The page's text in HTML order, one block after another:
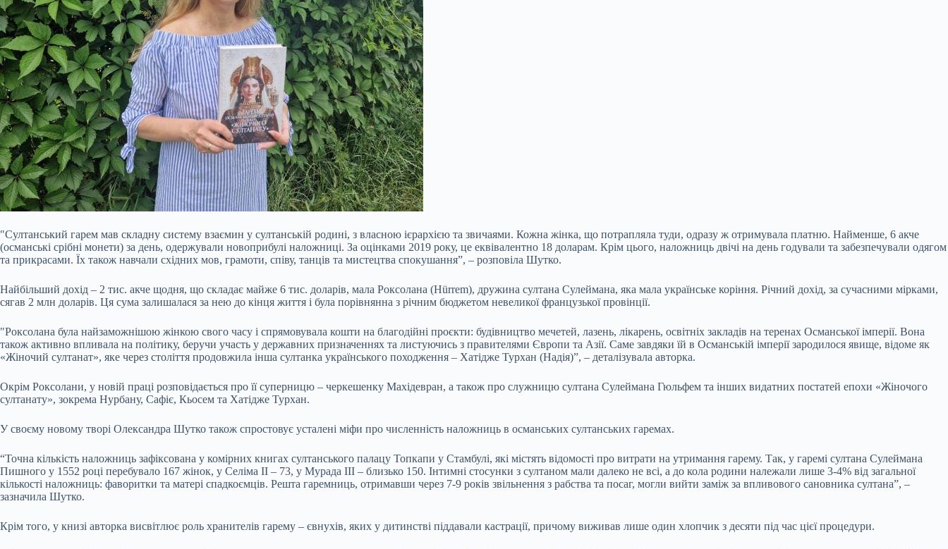
"Султанський гарем мав складну систему взаємин у султанській родині, з власною ієрархією та звичаями. Кожна жінка, що потрапляла туди, одразу ж отримувала платню. Найменше, 6 акче
(османські срібні монети) за день, одержували новоприбулі наложниці. За оцінками 2019 року, це еквівалентно 18 доларам. Крім цього, наложниць двічі на день годували та забезпечували одягом
та прикрасами. Їх також навчали східних мов, грамоти, співу, танців та мистецтва спокушання”, – розповіла Шутко.
Найбільший дохід – 2 тис. акче щодня, що складає майже 6 тис. доларів, мала Роксолана (Hürrem), дружина султана Сулеймана, яка мала українське коріння. Річний дохід, за сучасними мірками,
сягав 2 млн доларів. Ця сума залишалася за нею до кінця життя і була порівнянна з річним бюджетом невеликої французької провінції.
"Роксолана була найзаможнішою жінкою свого часу і спрямовувала кошти на благодійні проєкти: будівництво мечетей, лазень, лікарень, освітніх закладів на теренах Османської імперії. Вона
також активно впливала на політику, беручи участь у державних призначеннях та листуючись з правителями Європи та Азії. Саме завдяки їй в Османській імперії зародилося явище, відоме як
«Жіночий султанат», яке через століття продовжила інша султанка українського походження – Хатідже Турхан (Надія)”, – деталізувала авторка.
Окрім Роксолани, у новій праці розповідається про її суперницю – черкешенку Махідевран, а також про служницю султана Сулеймана Гюльфем та інших видатних постатей епохи «Жіночого
султанату», зокрема Нурбану, Сафіє, Кьосем та Хатідже Турхан.
У своєму новому творі Олександра Шутко також спростовує усталені міфи про численність наложниць в османських султанських гаремах.
“Точна кількість наложниць зафіксована у комірних книгах султанського палацу Топкапи у Стамбулі, які містять відомості про витрати на утримання гарему. Так, у гаремі султана Сулеймана
Пишного у 1552 році перебувало 167 жінок, у Селіма ІІ – 73, у Мурада ІІІ – близько 150. Інтимні стосунки з султаном мали далеко не всі, а до кола родини належали лише 3-4% від загальної
кількості наложниць: фаворитки та матері спадкоємців. Решта гаремниць, отримавши через 7-9 років звільнення з рабства та посаг, могли вийти заміж за впливового сановника султана”, –
зазначила Шутко.
Крім того, у книзі авторка висвітлює роль хранителів гарему – євнухів, яких у дитинстві піддавали кастрації, причому виживав лише один хлопчик з десяти під час цієї процедури.